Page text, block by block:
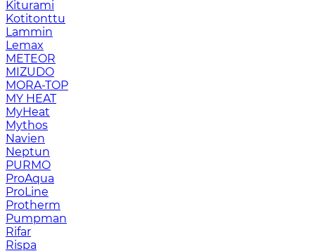
Kiturami
Kotitonttu
Lammin
Lemax
METEOR
MIZUDO
MORA-TOP
MY HEAT
MyHeat
Mythos
Navien
Neptun
PURMO
ProAqua
ProLine
Protherm
Pumpman
Rifar
Rispa